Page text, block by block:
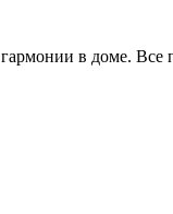
в доме.